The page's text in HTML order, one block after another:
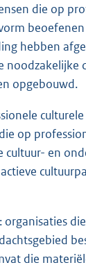
die op
hebben
noodzakelijke
opgebouwd.
op
cultuur- en
organisaties
die